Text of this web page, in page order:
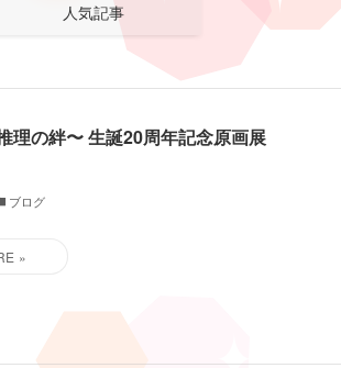
人気記事
理の絆〜 生誕20周年記念原画展
ブログ